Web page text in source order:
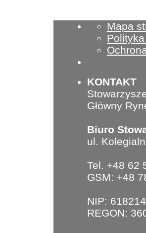
Mapa
KONTAKT
Główny
Biuro
ul.
Tel. +48 62
GSM: +48
NIP:
REGON: